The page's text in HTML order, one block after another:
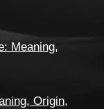
Meaning,
Origin,